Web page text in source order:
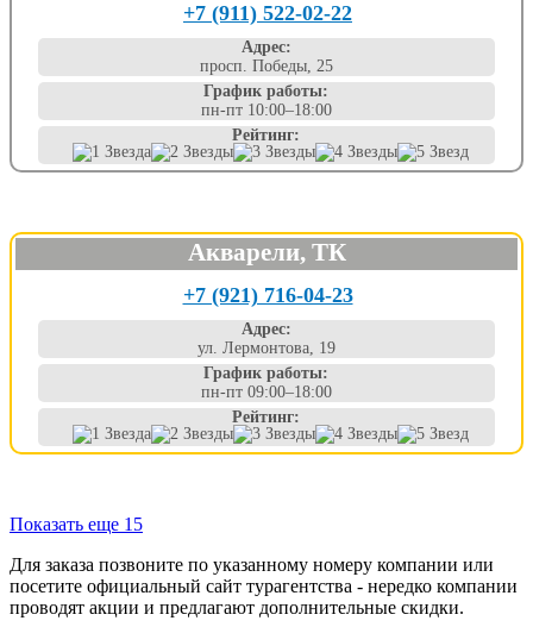
+7 (911) 522-02-22
Адрес:
просп. Победы, 25
График работы:
пн-пт 10:00–18:00
Рейтинг:
Акварели, ТК
+7 (921) 716-04-23
Адрес:
ул. Лермонтова, 19
График работы:
пн-пт 09:00–18:00
Рейтинг:
Показать еще 15
Для заказа позвоните по указанному номеру компании или
посетите официальный сайт турагентства - нередко компании
проводят акции и предлагают дополнительные скидки.